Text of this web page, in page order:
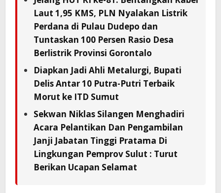
Laut 1,95 KMS, PLN Nyalakan Listrik
Perdana di Pulau Dudepo dan
Tuntaskan 100 Persen Rasio Desa
Berlistrik Provinsi Gorontalo
Diapkan Jadi Ahli Metalurgi, Bupati
Delis Antar 10 Putra-Putri Terbaik
Morut ke ITD Sumut
Sekwan Niklas Silangen Menghadiri
Acara Pelantikan Dan Pengambilan
Janji Jabatan Tinggi Pratama Di
Lingkungan Pemprov Sulut : Turut
Berikan Ucapan Selamat